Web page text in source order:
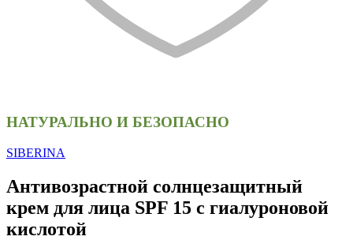
НАТУРАЛЬНО И БЕЗОПАСНО
SIBERINA
Антивозрастной солнцезащитный
крем для лица SPF 15 с гиалуроновой
кислотой